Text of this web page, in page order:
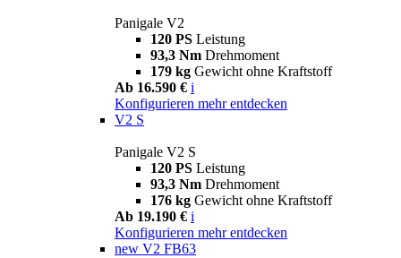
Panigale V2
120 PS Leistung
93,3 Nm Drehmoment
179 kg Gewicht ohne Kraftstoff
Ab 16.590 € i
Konfigurieren mehr entdecken
V2 S
Panigale V2 S
120 PS Leistung
93,3 Nm Drehmoment
176 kg Gewicht ohne Kraftstoff
Ab 19.190 € i
Konfigurieren mehr entdecken
new V2 FB63